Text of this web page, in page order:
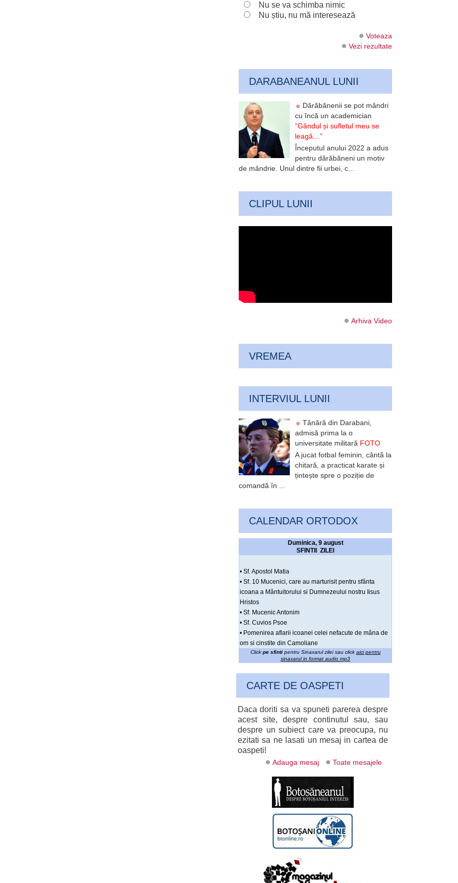
Nu se va schimba nimic
Nu știu, nu mă interesează
Voteaza
Vezi rezultate
DARABANEANUL LUNII
Dărăbănenii se pot mândri
cu încă un academician
”Gândul și sufletul meu se
leagă…”
Începutul anului 2022 a adus
pentru dărăbăneni un motiv
de mândrie. Unul dintre fii urbei, c...
CLIPUL LUNII
Arhiva Video
VREMEA
INTERVIUL LUNII
Tânără din Darabani,
admisă prima la o
universitate militară FOTO
A jucat fotbal feminin, cântă la
chitară, a practicat karate și
țintește spre o poziție de
comandă în ...
CALENDAR ORTODOX
Duminica, 9 august
SFINTII ZILEI
• Sf. Apostol Matia
• Sf. 10 Mucenici, care au marturisit pentru sfânta
icoana a Mântuitorului si Dumnezeului nostru Iisus
Hristos
• Sf. Mucenic Antonim
• Sf. Cuvios Psoe
• Pomenirea aflarii icoanei celei nefacute de mâna de
om si cinstite din Camoliane
Click pe sfintipentru Sinaxarul zilei sau click aici pentru
sinaxarul in format audio mp3
CARTE DE OASPETI
Daca doriti sa va spuneti parerea despre
acest site, despre continutul sau, sau
despre un subiect care va preocupa, nu
ezitati sa ne lasati un mesaj in cartea de
oaspeti!
Adauga mesaj Toate mesajele